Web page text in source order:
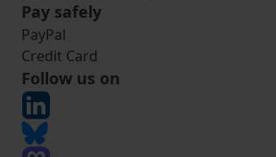
Pay safely
PayPal
Credit Card
Follow us on